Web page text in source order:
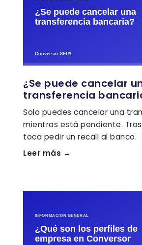
¿Se puede cancelar
transferencia
Solo puedes cancelar una
mientras está pendiente.
toca pedir un recall al banco.
Leer más →